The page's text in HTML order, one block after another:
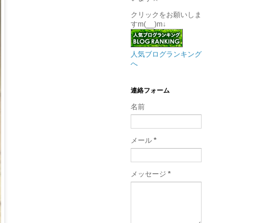
クリックをお願いしま
すm(__)m↓
人気ブログランキング
へ
連絡フォーム
名前
メール *
メッセージ *